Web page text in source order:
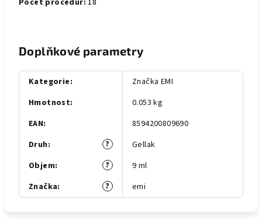
Počet procedur: 18
Doplňkové parametry
Kategorie:
Značka EMI
Hmotnost:
0.053 kg
EAN:
8594200809690
?
Druh:
Gellak
?
Objem:
9 ml
?
Značka: emi